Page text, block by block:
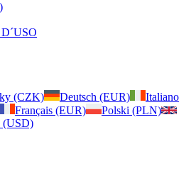
(CZK) Deutsch (EUR)
Italiano
Français (EUR)
Polski (PLN)
(USD)